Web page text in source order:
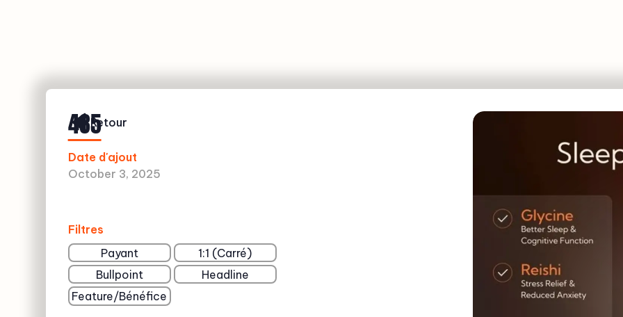
485
Date d'ajout
October 3, 2025
Filtres
Payant
1:1 (Carré)
Bullpoint
Headline
Feature/Bénéfice
Retour